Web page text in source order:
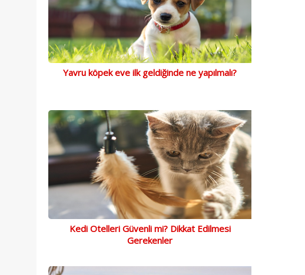
Yavru köpek eve ilk geldiğinde ne yapılmalı?
Kedi Otelleri Güvenli mi? Dikkat Edilmesi
Gerekenler